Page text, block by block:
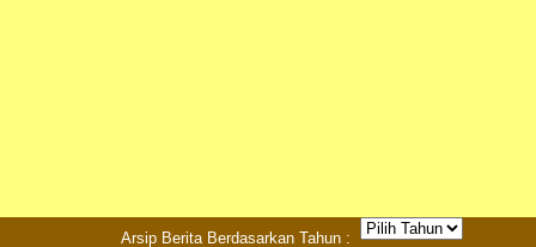
Arsip Berita Berdasarkan Tahun :